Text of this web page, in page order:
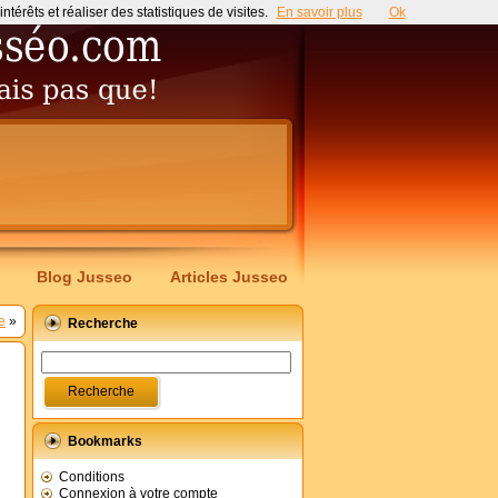
Blog Jusseo Articles Jusseo
» Recherche
Bookmarks
Conditions
Connexion à votre compte
et réaliser des statistiques de visites. En savoir plus Ok